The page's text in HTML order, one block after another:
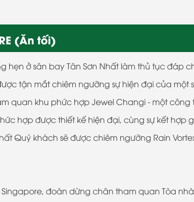
(Ăn tối)
hẹn ở sân bay Tân Sơn Nhất làm thủ tục đáp
tận mắt chiêm ngưỡng sự hiện đại của một
quan khu phức hợp Jewel Changi - một công
hợp được thiết kế hiện đại, cùng sự kết hợp
Quý khách sẽ được chiêm ngưỡng Rain
đoàn dừng chân tham quan Tòa